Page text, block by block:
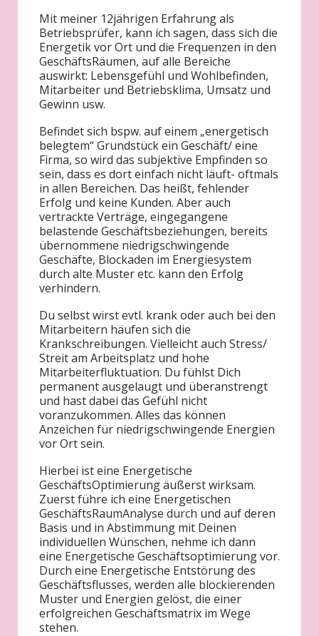
Mit meiner 12jährigen Erfahrung als
Betriebsprüfer, kann ich sagen, dass sich die
Energetik vor Ort und die Frequenzen in den
GeschäftsRäumen, auf alle Bereiche
auswirkt: Lebensgefühl und Wohlbefinden,
Mitarbeiter und Betriebsklima, Umsatz und
Gewinn usw.
Befindet sich bspw. auf einem „energetisch
belegtem“ Grundstück ein Geschäft/ eine
Firma, so wird das subjektive Empfinden so
sein, dass es dort einfach nicht läuft- oftmals
in allen Bereichen. Das heißt, fehlender
Erfolg und keine Kunden. Aber auch
vertrackte Verträge, eingegangene
belastende Geschäftsbeziehungen, bereits
übernommene niedrigschwingende
Geschäfte, Blockaden im Energiesystem
durch alte Muster etc. kann den Erfolg
verhindern.
Du selbst wirst evtl. krank oder auch bei den
Mitarbeitern häufen sich die
Krankschreibungen. Vielleicht auch Stress/
Streit am Arbeitsplatz und hohe
Mitarbeiterfluktuation. Du fühlst Dich
permanent ausgelaugt und überanstrengt
und hast dabei das Gefühl nicht
voranzukommen. Alles das können
Anzeichen für niedrigschwingende Energien
vor Ort sein.
Hierbei ist eine Energetische
GeschäftsOptimierung äußerst wirksam.
Zuerst führe ich eine Energetischen
GeschäftsRaumAnalyse durch und auf deren
Basis und in Abstimmung mit Deinen
individuellen Wünschen, nehme ich dann
eine Energetische Geschäftsoptimierung vor.
Durch eine Energetische Entstörung des
Geschäftsflusses, werden alle blockierenden
Muster und Energien gelöst, die einer
erfolgreichen Geschäftsmatrix im Wege
stehen.